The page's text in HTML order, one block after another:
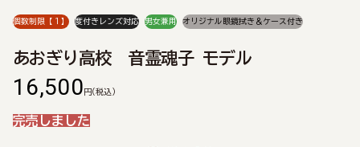
個数制限【１】 度付きレンズ対応 男女兼用 オリジナル眼鏡拭き＆ケース付き
あおぎり高校 音霊魂子 モデル
16,500 円 (税込)
完売しました